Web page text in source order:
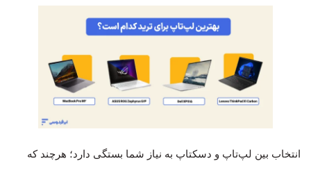
انتخاب بین لپ‌تاپ و دسکتاپ به نیاز شما بستگی دارد؛ هرچند که